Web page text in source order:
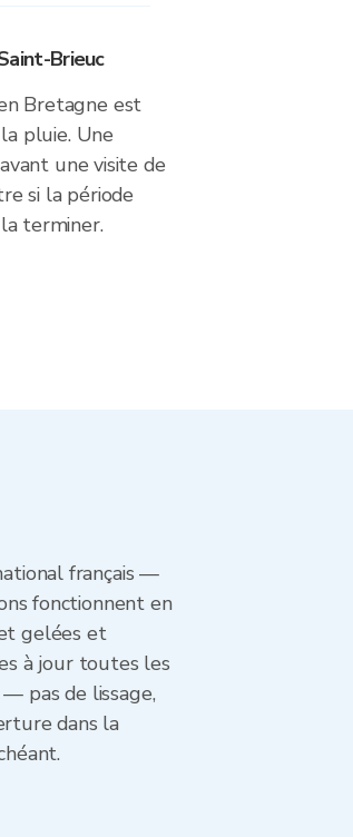
Brieuc
Bretagne est
pluie. Une
une visite de
si la période
terminer.
français —
fonctionnent en
gelées et
à jour toutes les
pas de lissage,
dans la